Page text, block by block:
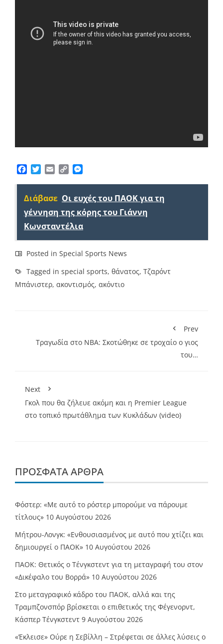
Facebook
TwitterEmailCopy
Διάβασε Οι ευχές του ΠΑΟΚ για τη
γέννηση της κόρης του Γιάννη
Κωνσταντέλια
Posted in Special Sports News
Tagged in special sports, θάνατος, Τζαρόντ
Μπάνιστερ, ακοντισμός, ακόντιο
Prev
Τραγωδία στο ΝΒΑ: Σκοτώθηκε σε τροχαίο ο γιος
του…
Next
Γκολ που θα ζήλευε ακόμη και η Premier League
στο τοπικό πρωτάθλημα των Κυκλάδων (video)
ΠΡΌΣΦΑΤΑ ΆΡΘΡΑ
Φόστερ: «Με αυτό το ρόστερ μπορούμε να πάρουμε
τίτλους» 10 Αυγούστου 2026
Μήτρου-Λονγκ: «Ενθουσιασμένος με αυτό που χτίζει και
δημιουργεί ο ΠΑΟΚ» 10 Αυγούστου 2026
ΠΑΟΚ: Θετικός ο Τένγκστεντ για τη μεταγραφή του στον
«Δικέφαλο του Βορρά» 10 Αυγούστου 2026
Στο μεταγραφικό κάδρο του ΠΑΟΚ, αλλά και της
Τραμπζονσπόρ βρίσκεται ο επιθετικός της Φέγενορντ,
Κάσπερ Τένγκστεντ 9 Αυγούστου 2026
«Έκλεισε» Ούρε η Σεβίλλη – Στρέφεται σε άλλες λύσεις ο